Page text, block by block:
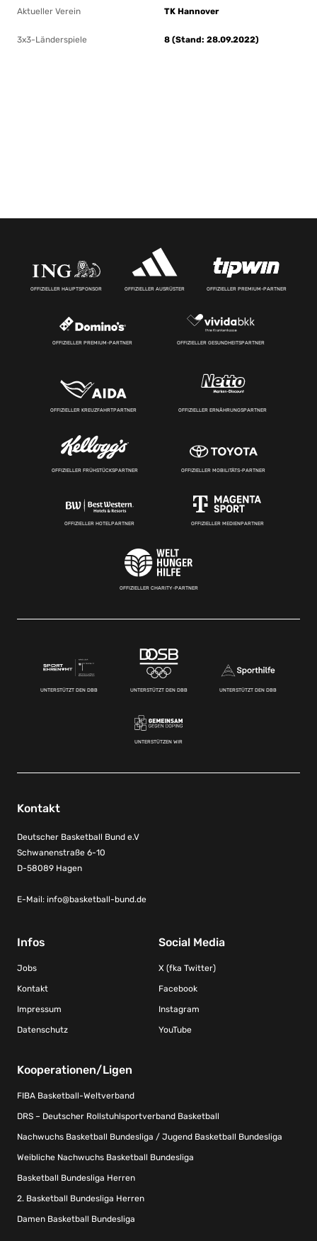
Aktueller Verein
TK Hannover
3x3-Länderspiele 8 (Stand: 28.09.2022)
OFFIZIELLER HAUPTSPONSOR OFFIZIELLER AUSRÜSTER OFFIZIELLER PREMIUM-PARTNER
OFFIZIELLER PREMIUM-PARTNER OFFIZIELLER GESUNDHEITSPARTNER
OFFIZIELLER KREUZFAHRTPARTNER OFFIZIELLER ERNÄHRUNGSPARTNER
OFFIZIELLER FRÜHSTÜCKSPARTNER OFFIZIELLER MOBILITÄTS-PARTNER
OFFIZIELLER HOTELPARTNER OFFIZIELLER MEDIENPARTNER
OFFIZIELLER CHARITY-PARTNER
UNTERSTÜTZT DEN DBB UNTERSTÜTZT DEN DBB UNTERSTÜTZT DEN DBB
UNTERSTÜTZEN WIR
Kontakt
Deutscher Basketball Bund e.V
Schwanenstraße 6-10
D-58089 Hagen
E-Mail: info@basketball-bund.de
Infos
Jobs
Kontakt
Impressum
Datenschutz
Social Media
X (fka Twitter)
Facebook
Instagram
YouTube
Kooperationen/Ligen
FIBA Basketball-Weltverband
DRS – Deutscher Rollstuhlsportverband Basketball
Nachwuchs Basketball Bundesliga / Jugend Basketball Bundesliga
Weibliche Nachwuchs Basketball Bundesliga
Basketball Bundesliga Herren
2. Basketball Bundesliga Herren
Damen Basketball Bundesliga